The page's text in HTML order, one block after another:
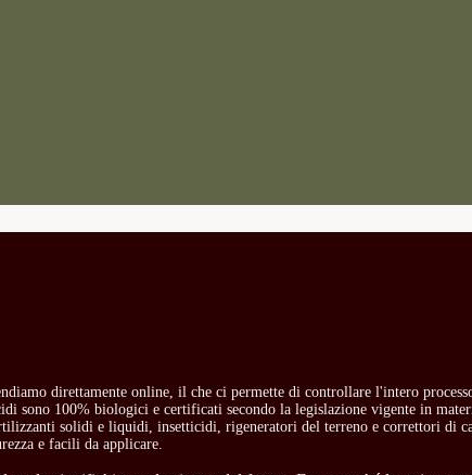
direttamente online, il che ci permette di controllare l'intero
sono 100% biologici e certificati secondo la legislazione vigente in
solidi e liquidi, insetticidi, rigeneratori del terreno e correttori di
e facili da applicare.